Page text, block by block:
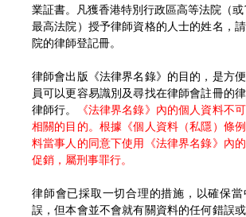
業証書。凡獲香港特別行政區高等法院（
最高法院）授予律師資格的人士的姓名，
院的律師登記冊。
律師會出版《法律界名錄》的目的，是方
員可以更容易識別及尋找在律師會註冊的
律師行。
《法律界名錄》內的個人資料不
相關的目的。根據《個人資料（私隱）條
料當事人的同意下使用《法律界名錄》內
促銷，屬刑事罪行。
律師會已採取一切合理的措施，以確保
誤，但本會並不會就有關資料的任何錯誤